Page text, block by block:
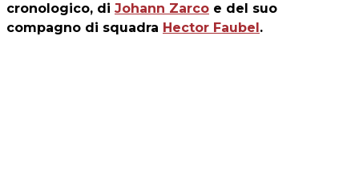
cronologico, di Johann Zarco e del suo
compagno di squadra Hector Faubel .